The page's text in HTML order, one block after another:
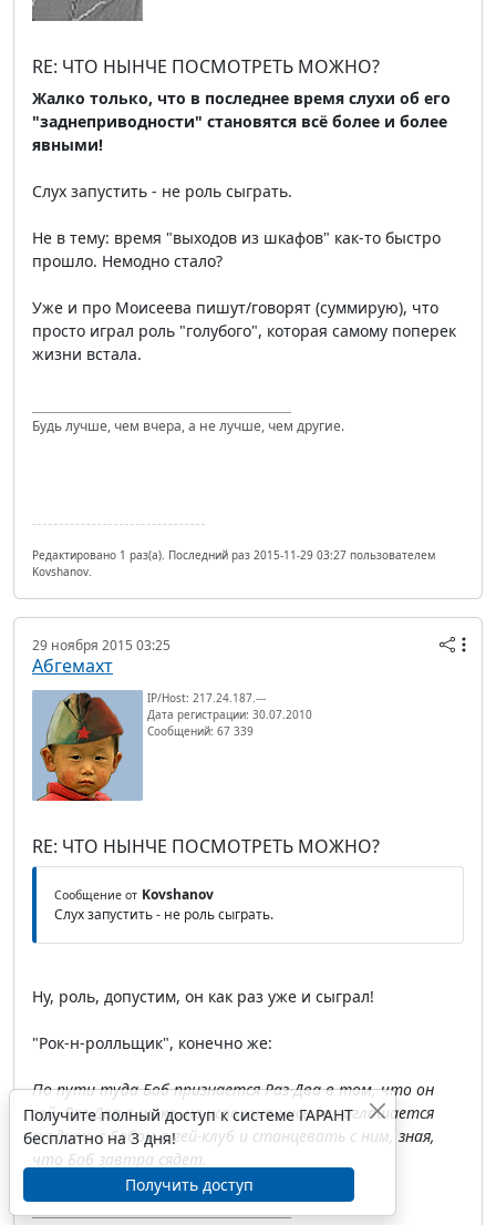
RE: ЧТО НЫНЧЕ ПОСМОТРЕТЬ МОЖНО?
Жалко только, что в последнее время слухи об его
"заднеприводности" становятся всё более и более
явными!
Слух запустить - не роль сыграть.
Не в тему: время "выходов из шкафов" как-то быстро
прошло. Немодно стало?
Уже и про Моисеева пишут/говорят (суммирую), что
просто играл роль "голубого", которая самому поперек
жизни встала.
Будь лучше, чем вчера, а не лучше, чем другие.
Редактировано 1 раз(а). Последний раз 2015-11-29 03:27 пользователем
Kovshanov.
29 ноября 2015 03:25
Абгемахт
IP/Host: 217.24.187.---
Дата регистрации: 30.07.2010
Сообщений: 67 339
RE: ЧТО НЫНЧЕ ПОСМОТРЕТЬ МОЖНО?
Сообщение от Kovshanov
Слух запустить - не роль сыграть.
Ну, роль, допустим, он как раз уже и сыграл!
"Рок-н-ролльщик", конечно же:
По пути туда Боб признается Раз-Два в том, что он
гей. Раз-Два в шоке, но успокоившись он соглашается
сходить с Бобом в гей-клуб и станцевать с ним, зная,
что Боб завтра сядет.
Получите полный доступ к системе ГАРАНТ
бесплатно на 3 дня!
Получить доступ